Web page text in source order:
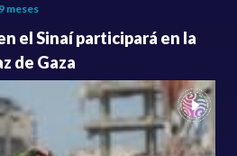
meses
el Sinaí participará en la
de Gaza